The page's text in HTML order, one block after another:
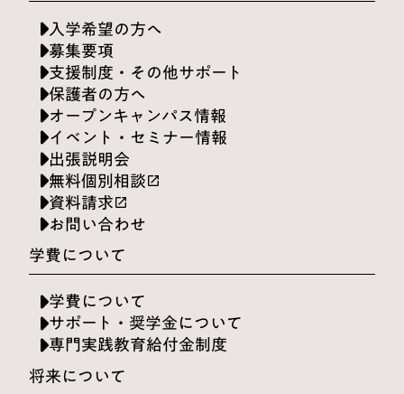
入学希望の方へ
募集要項
支援制度・その他サポート
保護者の方へ
オープンキャンパス情報
イベント・セミナー情報
出張説明会
無料個別相談launch
資料請求launch
お問い合わせ
学費について
学費について
サポート・奨学金について
専門実践教育給付金制度
将来について